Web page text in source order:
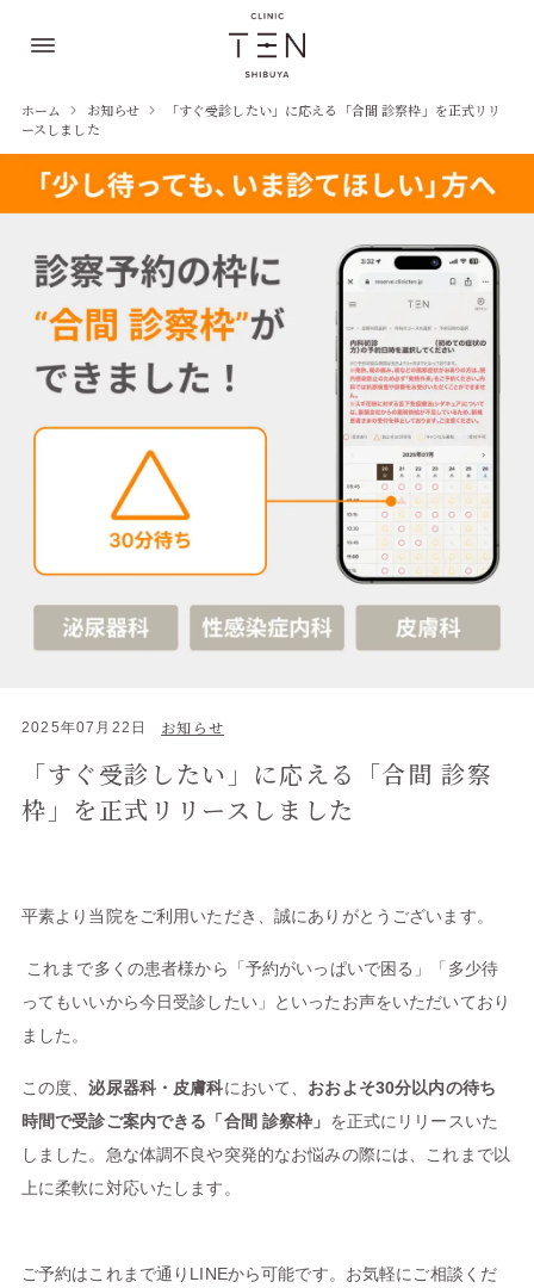
ホーム お知らせ
「すぐ受診したい」に応える「合間 診察枠」を正式リリ
ースしました
2025年07月22日 お知らせ
「すぐ受診したい」に応える「合間 診察
枠」を正式リリースしました
平素より当院をご利用いただき、誠にありがとうございます。
これまで多くの患者様から「予約がいっぱいで困る」「多少待
ってもいいから今日受診したい」といったお声をいただいており
ました。
この度、泌尿器科・皮膚科において、 おおよそ30分以内の待ち
時間で受診ご案内できる「合間 診察枠」 を正式にリリースいた
しました。急な体調不良や突発的なお悩みの際には、これまで以
上に柔軟に対応いたします。
ご予約はこれまで通りLINEから可能です。お気軽にご相談くだ